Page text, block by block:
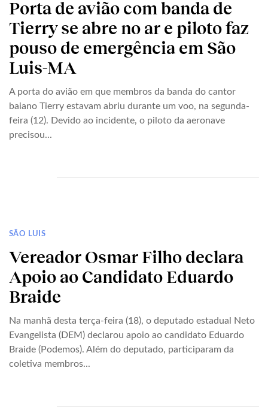
Porta de avião com banda de
Tierry se abre no ar e piloto faz
pouso de emergência em São
Luis-MA
A porta do avião em que membros da banda do cantor
baiano Tierry estavam abriu durante um voo, na segunda-
feira (12). Devido ao incidente, o piloto da aeronave
precisou...
SÃO LUIS
Vereador Osmar Filho declara
Apoio ao Candidato Eduardo
Braide
Na manhã desta terça-feira (18), o deputado estadual Neto
Evangelista (DEM) declarou apoio ao candidato Eduardo
Braide (Podemos). Além do deputado, participaram da
coletiva membros...